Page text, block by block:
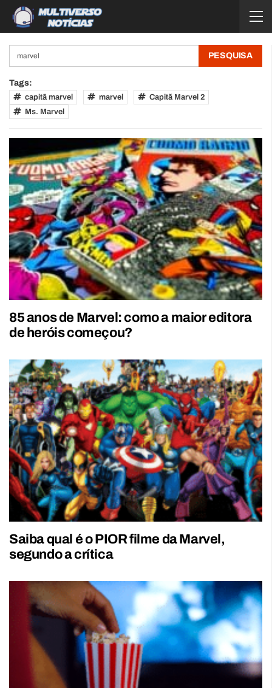
Tags:
capitã marvel marvel
Capitã Marvel 2
Ms. Marvel
85 anos de Marvel: como a maior editora
de heróis começou?
Saiba qual é o PIOR filme da Marvel,
segundo a crítica